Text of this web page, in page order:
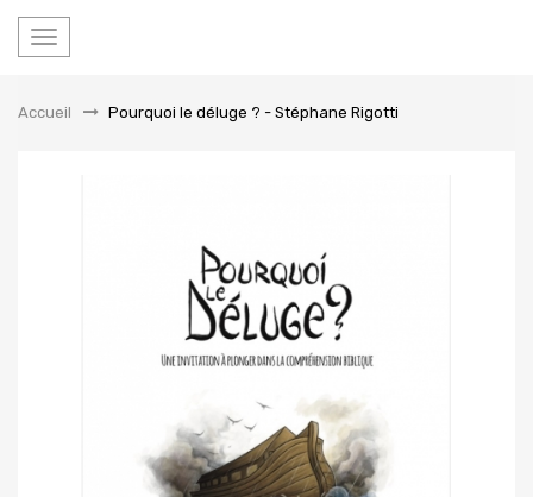
Basculer
Accueil
&gt;Pourquoi le déluge ? - Stéphane Rigotti